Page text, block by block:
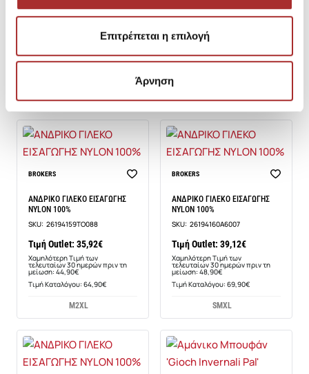
Επιτρέπεται η επιλογή
Άρνηση
SKU: 26194158TO090
Τιμή Outlet: 28,72€
τελευταίων 30 ημερών πριν τη
μείωση: 30,52€
SKU: 26194159A4713
Τιμή Outlet: 35,92€
τελευταίων 30 ημερών πριν τη
μείωση: 44,90€
-20%
BROKERS
ΑΝΔΡΙΚΟ ΓΙΛΕΚΟ ΕΙΣΑΓΩΓΗΣ
NYLON 100%
SKU: 26194159TO088
Τιμή Outlet: 35,92€
Χαμηλότερη Τιμή των
τελευταίων 30 ημερών πριν τη
μείωση: 44,90€
Τιμή Καταλόγου: 64,90€
M2XL
-20%
BROKERS
ΑΝΔΡΙΚΟ ΓΙΛΕΚΟ ΕΙΣΑΓΩΓΗΣ
NYLON 100%
SKU: 26194160A6007
Τιμή Outlet: 39,12€
Χαμηλότερη Τιμή των
τελευταίων 30 ημερών πριν τη
μείωση: 48,90€
Τιμή Καταλόγου: 69,90€
SMXL